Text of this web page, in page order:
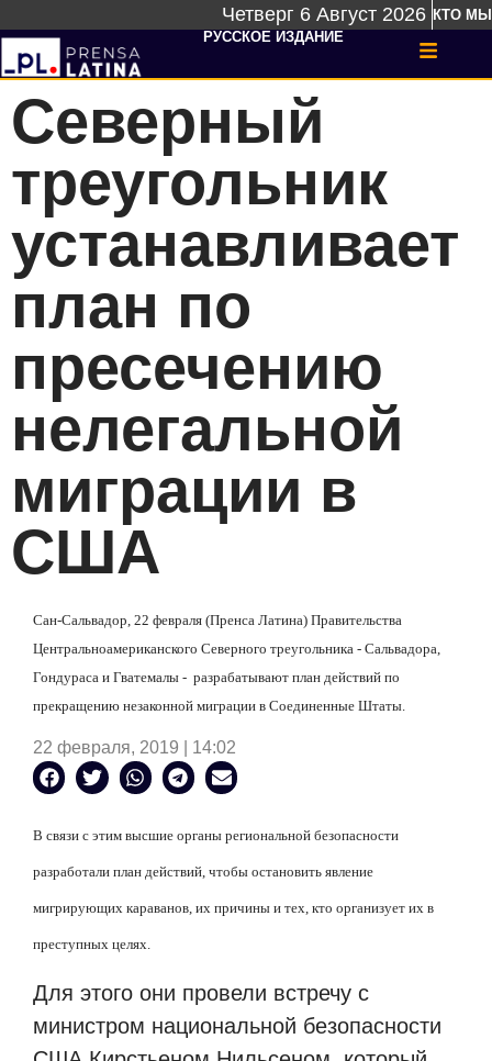
Четверг 6 Август 2026 КТО МЫ
РУССКОЕ ИЗДАНИЕ
Северный
треугольник
устанавливает
план по
пресечению
нелегальной
миграции в
США
Сан-Сальвадор, 22 февраля (Пренса Латина) Правительства
Центральноамериканского Северного треугольника - Сальвадора,
Гондураса и Гватемалы - разрабатывают план действий по
прекращению незаконной миграции в Соединенные Штаты.
22 февраля, 2019 | 14:02
В связи с этим высшие органы региональной безопасности
разработали план действий, чтобы остановить явление
мигрирующих караванов, их причины и тех, кто организует их в
преступных целях.
Для этого они провели встречу с
министром национальной безопасности